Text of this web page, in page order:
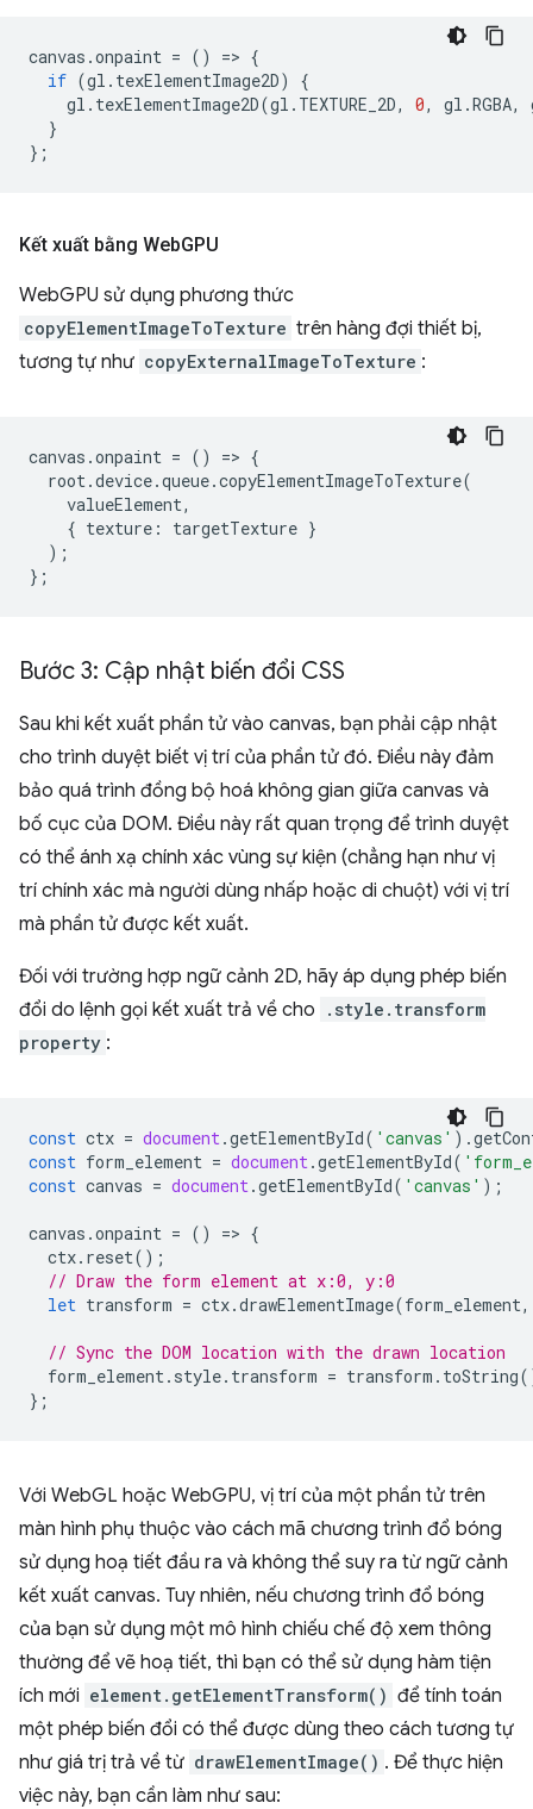
canvas .onpaint = () => {
if (gl . texElementImage2D)
{
gl . texElementImage2D(gl . TEXTURE_2D, 0, gl .RGBA,
}
};
Kết xuất bằng WebGPU
WebGPU sử dụng phương thức
copyElementImageToTexture trên hàng đợi thiết bị,
tương tự như copyExternalImageToTexture :
canvas .onpaint = () => {
root.device.queue.copyElementImageToTexture(
valueElement,
{ texture : targetTexture }
);
};
Bước 3: Cập nhật biến đổi CSS
Sau khi kết xuất phần tử vào canvas, bạn phải cập nhật
cho trình duyệt biết vị trí của phần tử đó. Điều này đảm
bảo quá trình đồng bộ hoá không gian giữa canvas và
bố cục của DOM. Điều này rất quan trọng để trình duyệt
có thể ánh xạ chính xác vùng sự kiện (chẳng hạn như vị
trí chính xác mà người dùng nhấp hoặc di chuột) với vị trí
mà phần tử được kết xuất.
Đối với trường hợp ngữ cảnh 2D, hãy áp dụng phép biến
đổi do lệnh gọi kết xuất trả về cho
.style.transform
property :
const ctx = document.getElementById( 'canvas' ).
const form_element = document.getElementById(
const canvas = document.getElementById( 'canvas' );
canvas .onpaint = () => {
ctx. reset();
// Draw the form element at x:0, y:0
let transform = ctx.drawElementImage(form_element,
// Sync the DOM location with the drawn location
form_element. style. transform = transform . toString
};
Với WebGL hoặc WebGPU, vị trí của một phần tử trên
màn hình phụ thuộc vào cách mã chương trình đổ bóng
sử dụng hoạ tiết đầu ra và không thể suy ra từ ngữ cảnh
kết xuất canvas. Tuy nhiên, nếu chương trình đổ bóng
của bạn sử dụng một mô hình chiếu chế độ xem thông
thường để vẽ hoạ tiết, thì bạn có thể sử dụng hàm tiện
ích mới element.getElementTransform() để tính toán
một phép biến đổi có thể được dùng theo cách tương tự
như giá trị trả về từ drawElementImage() . Để thực hiện
việc này, bạn cần làm như sau: